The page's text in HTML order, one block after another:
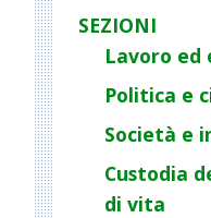
SEZIONI
Lavoro ed
Politica e
Società e
Custodia
di vita